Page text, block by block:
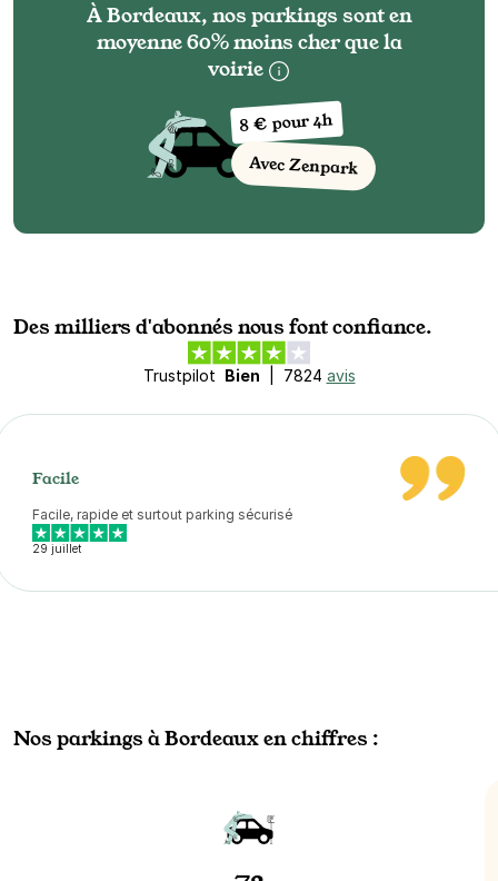
À Bordeaux, nos parkings sont en
moyenne 60% moins cher que la
voirie
8 € pour 4h
Avec Zenpark
Des milliers d'abonnés nous font confiance.
Trustpilot Bien 7824 avis
Facile
Facile, rapide et surtout parking sécurisé
29 juillet
Nos parkings à Bordeaux en chiffres :